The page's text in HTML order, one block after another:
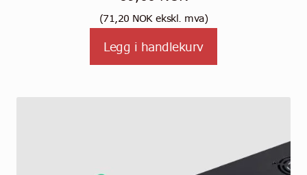
(71,20 NOKekskl. mva)
Legg i handlekurv